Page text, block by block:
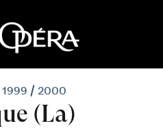
1999 / 2000
(La)